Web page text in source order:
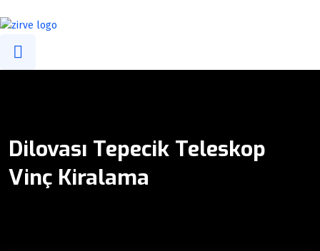
Dilovası Tepecik Teleskop
Vinç Kiralama